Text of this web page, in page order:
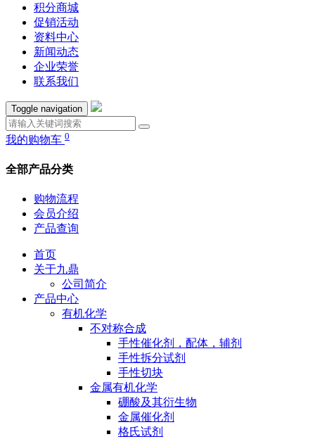
积分商城
促销活动
资料中心
新闻动态
企业荣誉
联系我们
Toggle navigation
我的购物车 0
全部产品分类
购物流程
会员介绍
产品查询
首页
关于九鼎
公司简介
产品中心
有机化学
不对称合成
手性催化剂，配体，辅剂
手性拆分试剂
手性切块
金属有机化学
硼酸及其衍生物
金属催化剂
格氏试剂